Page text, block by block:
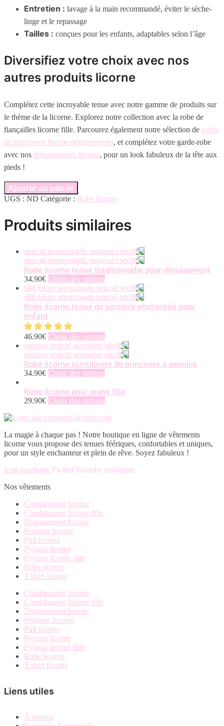
Entretien : lavage à la main recommandé, éviter le sèche-
linge et le repassage
Tailles : conçues pour les enfants, adaptables selon l’âge
Diversifiez votre choix avec nos
autres produits licorne
Complétez cette incroyable tenue avec notre gamme de produits sur
le thème de la licorne. Explorez notre collection avec la robe de
fiançailles licorne fille. Parcourez également notre sélection de robes
de princesses licorne déguisements, et complétez votre garde-robe
avec nos déguisements licorne, pour un look fabuleux de la tête aux
pieds !
Ajouter au panier
UGS : ND Catégorie : Robe licorne
Produits similaires
Robe licorne tenue traditionnelle pour déguisement
34.90€ Choix des optionsCe
produit
a
plusieurs
options
peuvent
être
choisies
sur
la
du
produit
Robe licorne tenue de sorcière enchantée pour
enfant
46.90€ Choix des optionsCe
produit
a
plusieurs
options
peuvent
choisies
la
page
du
Robe licorne scintillante de princesse à sequins
34.90€ Choix des optionsCe
a
Les
peuvent
être
choisies
la
Robe licorne pour jeune fille
29.90€ Choix des optionsCe
a
variations.
Les
options
être
La magie à chaque pas ! Notre boutique en ligne de vêtements
licorne vous propose des tenues féériques, confortables et uniques,
pour un style enchanteur et plein de rêve. Soyez fabuleux !
Icon-facebook Twitter Youtube Instagram
Nos vêtements
Combinaison licorne
Combinaison licorne fille
Déguisement licorne
Peignoir licorne
Pull licorne
Pyjama licorne
Pyjama licorne fille
Robe licorne
T shirt licorne
Combinaison licorne
Combinaison licorne fille
Déguisement licorne
Peignoir licorne
Pull licorne
Pyjama licorne
Pyjama licorne fille
Robe licorne
T shirt licorne
Liens utiles
À propos